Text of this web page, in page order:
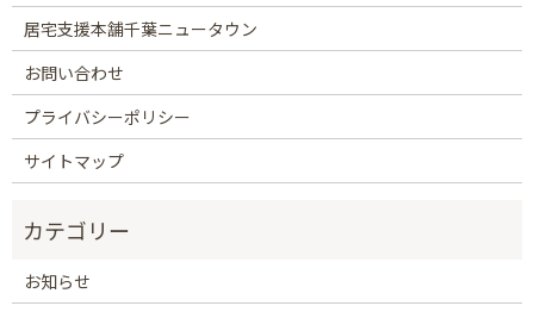
居宅支援本舗千葉ニュータウン
お問い合わせ
プライバシーポリシー
サイトマップ
お知らせ